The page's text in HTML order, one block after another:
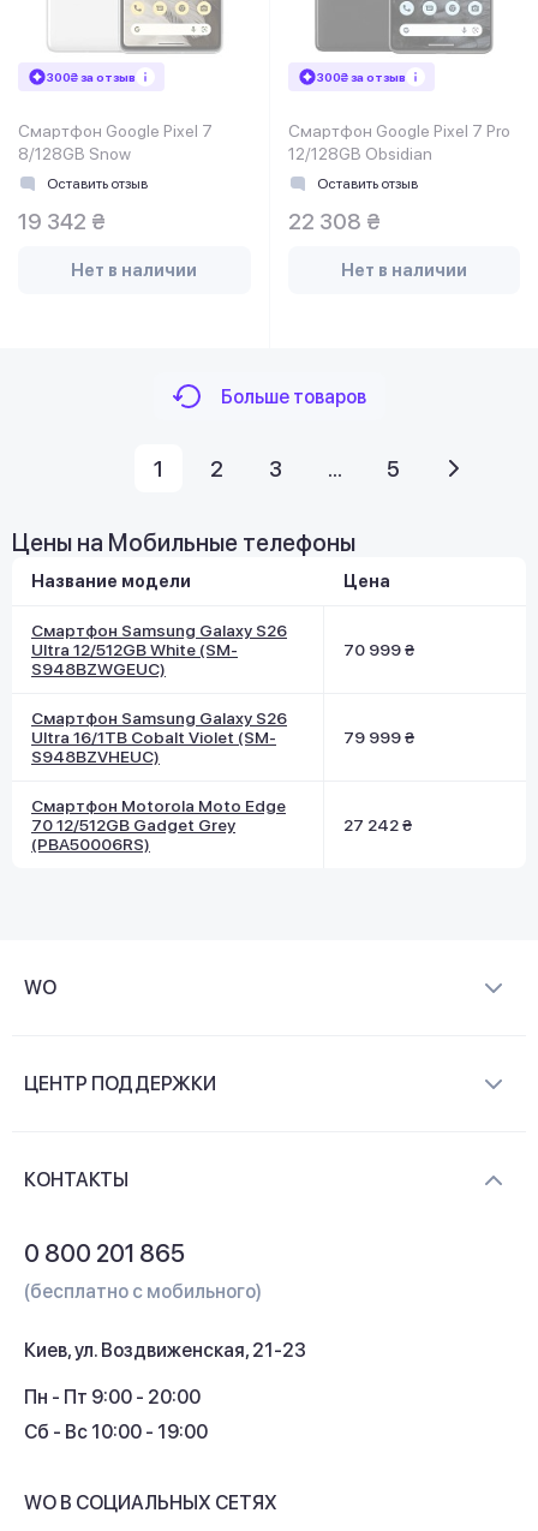
300₴ за отзыв
Смартфон Google Pixel 7
8/128GB Snow
Оставить отзыв
19 342 ₴
Нет в наличии
300₴ за отзыв
Смартфон Google Pixel 7 Pro
12/128GB Obsidian
Оставить отзыв
22 308 ₴
Нет в наличии
Больше товаров
1 2 3 ... 5
Цены на Мобильные телефоны
Название модели Цена
Смартфон Samsung Galaxy S26
Ultra 12/512GB White (SM-
S948BZWGEUC)
70 999 ₴
Смартфон Samsung Galaxy S26
Ultra 16/1TB Cobalt Violet (SM-
S948BZVHEUC)
79 999 ₴
Смартфон Motorola Moto Edge
70 12/512GB Gadget Grey
(PBA50006RS)
27 242 ₴
WO
Контакты
ЦЕНТР ПОДДЕРЖКИ
Кэшбек
КОНТАКТЫ
0 800 201 865
(бесплатно с мобильного)
Киев, ул. Воздвиженская, 21-23
Пн - Пт 9:00 - 20:00
Сб - Вс 10:00 - 19:00
WO В СОЦИАЛЬНЫХ СЕТЯХ